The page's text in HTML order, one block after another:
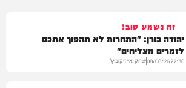
זה נשמע טוב!
יהודה בורן: "התחרות לא תהפוך אתכם
לזמרים מצליחים"
22:30
08/08/26יצחק אייזיקוביץ'